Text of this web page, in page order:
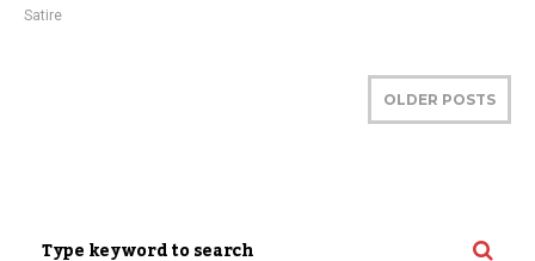
Satire
OLDER POSTS